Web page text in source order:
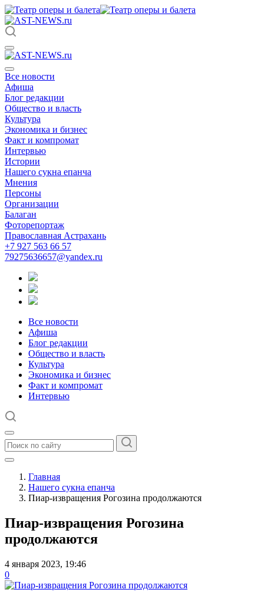
Все новости
Афиша
Блог редакции
Общество и власть
Культура
Экономика и бизнес
Факт и компромат
Интервью
Истории
Нашего сукна епанча
Мнения
Персоны
Организации
Балаган
Фоторепортаж
Православная Астрахань
+7 927 563 66 57
79275636657@yandex.ru
Все новости
Афиша
Блог редакции
Общество и власть
Культура
Экономика и бизнес
Факт и компромат
Интервью
Главная
Нашего сукна епанча
Пиар-извращения Рогозина продолжаются
Пиар-извращения Рогозина
продолжаются
4 января 2023, 19:46
0